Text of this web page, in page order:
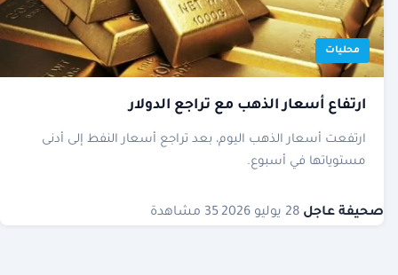
محليات
ارتفاع أسعار الذهب مع تراجع الدولار
ارتفعت أسعار الذهب اليوم، بعد تراجع أسعار النفط إلى أدنى
مستوياتها في أسبوع.
صحيفة عاجل·28 يوليو 2026 ·35 مشاهدة